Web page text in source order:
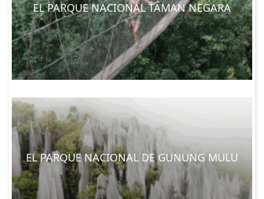
EL PARQUE NACIONAL TAMAN NEGARA
EL PARQUE NACIONAL DE GUNUNG MULU